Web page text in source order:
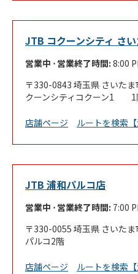
JTB コクーンシティ さ
営業中 ⋅ 営業終了時間: 8:00
330-0843 埼玉県 さいたま
クーンシティコクーン1 1
店舗ページ ルートを検索
JTB 浦和パルコ店
営業中 ⋅ 営業終了時間: 7:00
330-0055 埼玉県 さいたま
パルコ2階
店舗ページ ルートを検索